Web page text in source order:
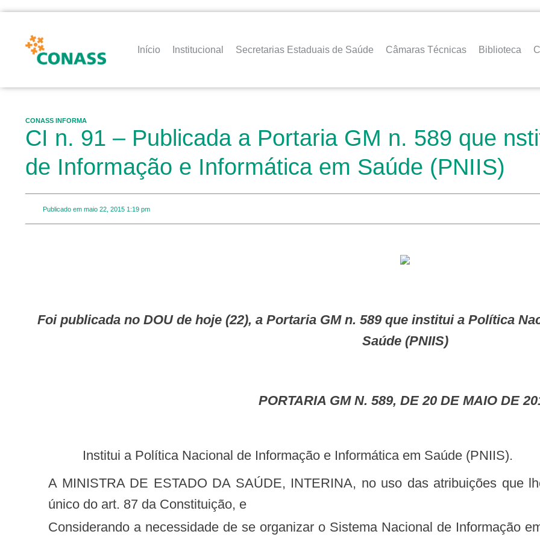
Início Institucional Secretarias Estaduais de Saúde Câmaras Técnicas Biblioteca
CONASS INFORMA
CI n. 91 – Publicada a Portaria GM n. 589 que
de Informação e Informática em Saúde (PNIIS)
Publicado em maio 22, 2015 1:19 pm
Foi publicada no DOU de hoje (22), a Portaria GM n. 589 que institui a Política Nacional de Informação e Informática em
Saúde (PNIIS)
PORTARIA GM N. 589, DE 20 DE MAIO DE
Institui a Política Nacional de Informação e Informática em Saúde (PNIIS).
A MINISTRA DE ESTADO DA SAÚDE, INTERINA, no uso das atribuições que lhe conferem os incisos I e IIdo parágrafo
único do art. 87 da Constituição, e
Considerando a necessidade de se organizar o Sistema Nacional de Informação em Saúde (SNIS), em conformidade com o